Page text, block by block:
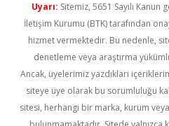
Uyarı: Sitemiz, 5651 Sayılı
İletişim Kurumu (BTK) tarafından
hizmet vermektedir. Bu nedenle,
denetleme veya araştırma
Ancak, üyelerimiz yazdıkları
siteye üye olarak bu sorumluluğu
sitesi, herhangi bir marka, kurum